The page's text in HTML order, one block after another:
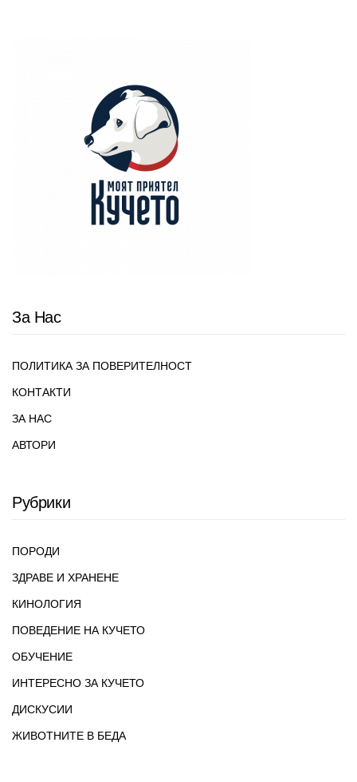
За Нас
ПОЛИТИКА ЗА ПОВЕРИТЕЛНОСТ
КОНТАКТИ
ЗА НАС
АВТОРИ
Рубрики
ПОРОДИ
ЗДРАВЕ И ХРАНЕНЕ
КИНОЛОГИЯ
ПОВЕДЕНИЕ НА КУЧЕТО
ОБУЧЕНИЕ
ИНТЕРЕСНО ЗА КУЧЕТО
ДИСКУСИИ
ЖИВОТНИТЕ В БЕДА